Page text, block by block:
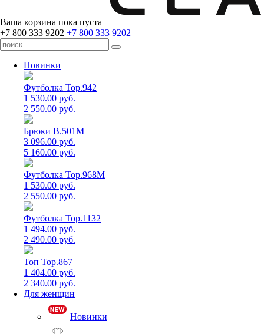
Ваша корзина пока пуста
+7 800 333 9202 +7 800 333 9202
Новинки
Футболка Top.942
1 530.00 руб.
2 550.00 руб.
Брюки B.501M
3 096.00 руб.
5 160.00 руб.
Футболка Top.968M
1 530.00 руб.
2 550.00 руб.
Футболка Top.1132
1 494.00 руб.
2 490.00 руб.
Топ Top.867
1 404.00 руб.
2 340.00 руб.
Для женщин
Новинки